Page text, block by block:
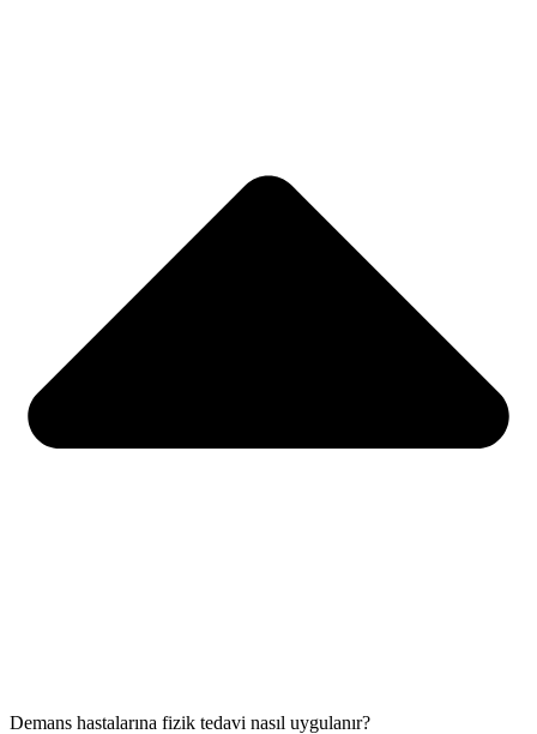
Demans hastalarına fizik tedavi nasıl uygulanır?